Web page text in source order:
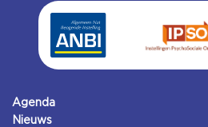
Agenda
Nieuws